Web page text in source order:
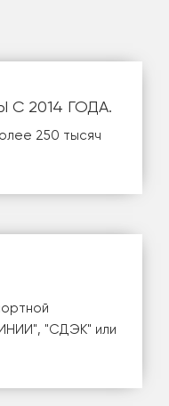
2014 ГОДА.
250 тысяч
, "СДЭК" или